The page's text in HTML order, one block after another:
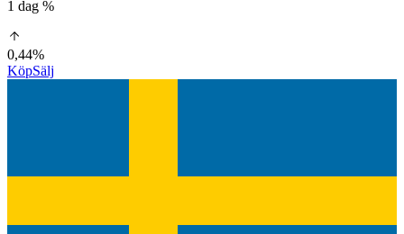
1 dag %
0,44%
KöpSälj